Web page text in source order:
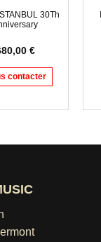
30Th
€
contacter